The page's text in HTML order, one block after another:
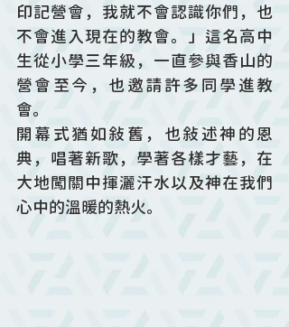
印記營會，我就不會認識你們，也
不會進入現在的教會。」這名高中
生從小學三年級，一直參與香山的
營會至今，也邀請許多同學進教
會。
開幕式猶如敍舊，也敍述神的恩
典，唱著新歌，學著各樣才藝，在
大地闖關中揮灑汗水以及神在我們
心中的溫暖的熱火。